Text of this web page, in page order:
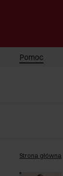
Pomoc
Strona główna